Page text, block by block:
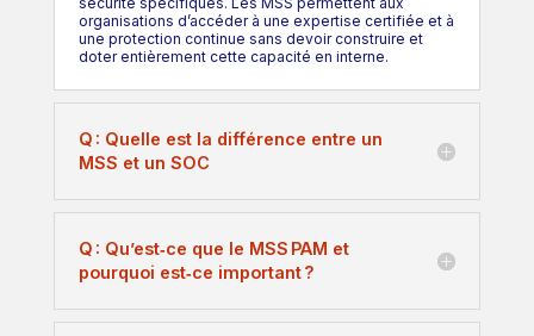
organisations d’accéder à une expertise certifiée et à
une protection continue sans devoir construire et
doter entièrement cette capacité en interne.
Q : Quelle est la différence entre un
MSS et un SOC
Q : Qu’est‑ce que le MSS PAM et
pourquoi est‑ce important ?